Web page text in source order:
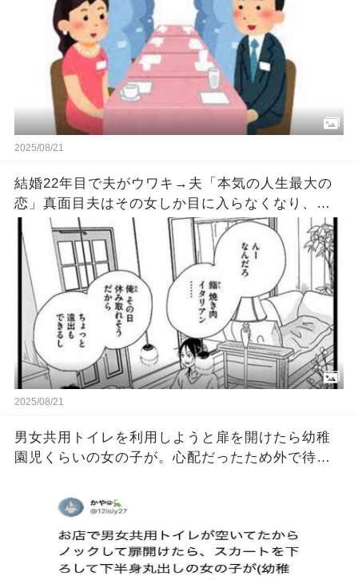
2025/08/21
結婚22年目で夫がウワキ→夫「本気の人生最大の
恋」真面目夫はその女しか目に入らなくなり、貯
金は女に貢ぎまくった→だが、離婚が決まった途
端、その女が消えた。すると夫が…
2025/08/21
男女共用トイレを利用しようと扉を開けたら幼稚
園児くらいの女の子が。心配だったため外で待っ